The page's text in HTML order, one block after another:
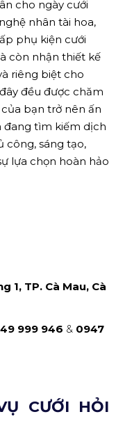
cho ngày cưới
nhân tài hoa,
phụ kiện cưới
còn nhận thiết kế
riêng biệt cho
đều được chăm
bạn trở nên ấn
đang tìm kiếm dịch
công, sáng tạo,
lựa chọn hoàn hảo
1, TP. Cà Mau, Cà
999 946 & 0947
CƯỚI HỎI